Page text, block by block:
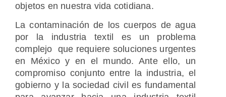
objetos en nuestra vida cotidiana.
La contaminación de los cuerpos de agua
por la industria textil es un problema
complejo que requiere soluciones urgentes
en México y en el mundo. Ante ello, un
compromiso conjunto entre la industria, el
gobierno y la sociedad civil es fundamental